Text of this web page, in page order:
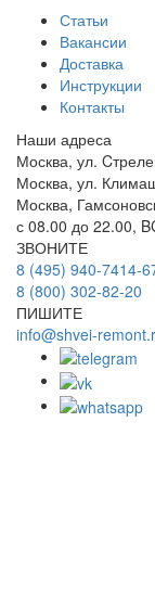
Статьи
Вакансии
Доставка
Инструкции
Контакты
Наши адреса
Москва, ул.
Москва, ул.
Москва,
с 08.00 до 22.00,
ЗВОНИТЕ
8 (495) 940-7414-
8 (800) 302-82-20
ПИШИТЕ
info@shvei-